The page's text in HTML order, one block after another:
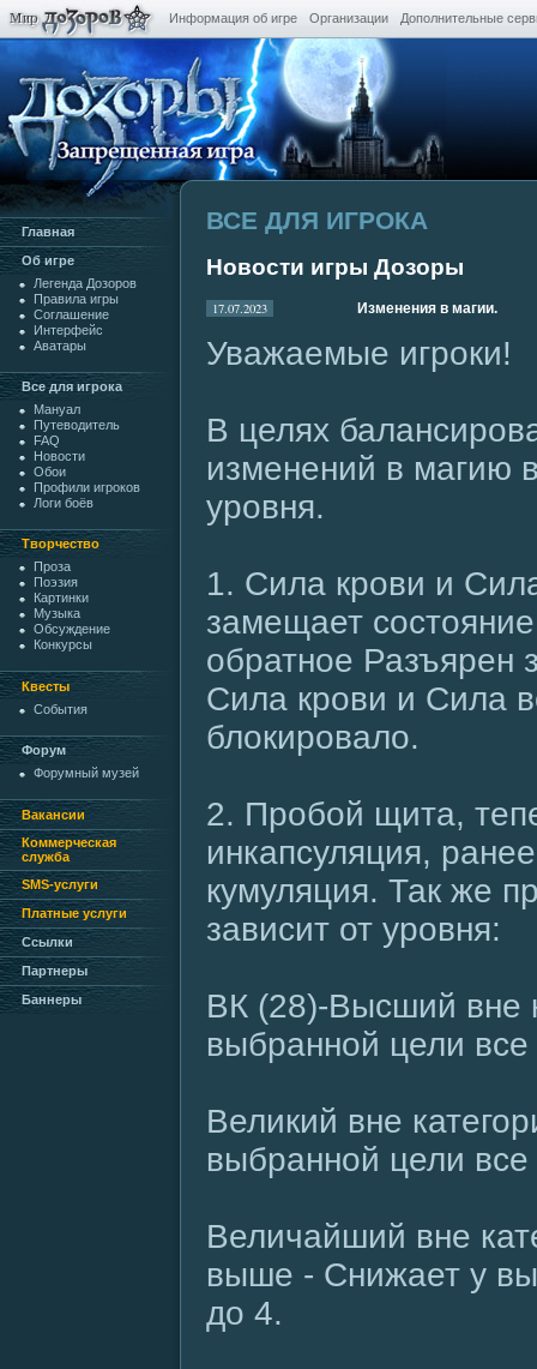
Информация об игре Организации Дополнительные
Главная
Oб игре
Легенда Дозоров
Правила игры
Cоглашение
Интерфейс
Аватары
Все для игрока
Мануал
Путеводитель
FAQ
Новости
Обои
Профили игроков
Логи боёв
Творчество
Проза
Поэзия
Картинки
Музыка
Обсуждение
Конкурсы
Квесты
События
Форум
Форумный музей
Вакансии
Коммерческая
служба
SMS-услуги
Платные услуги
Ссылки
Партнеры
Баннеры
ВСЕ ДЛЯ ИГРОКА
Новости игры Дозоры
17.07.2023 Изменения в магии.
Уважаемые игроки!
В целях
изменений в магию
уровня.
1. Сила крови и
замещает
обратное Разъярен
Сила крови и Сила
блокировало.
2. Пробой щита,
инкапсуляция,
кумуляция. Так же
зависит от уровня:
ВК (28)-Высший вне
выбранной цели
Великий вне
выбранной цели
Величайший вне
выше - Снижает у
до 4.